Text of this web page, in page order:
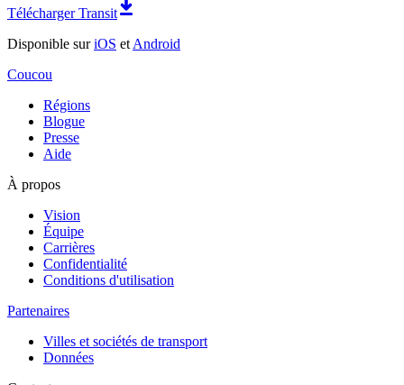
Télécharger Transit
Disponible suriOS et Android
Coucou
Régions
Blogue
Presse
Aide
À propos
Vision
Équipe
Carrières
Confidentialité
Conditions d'utilisation
Partenaires
Villes et sociétés de transport
Données